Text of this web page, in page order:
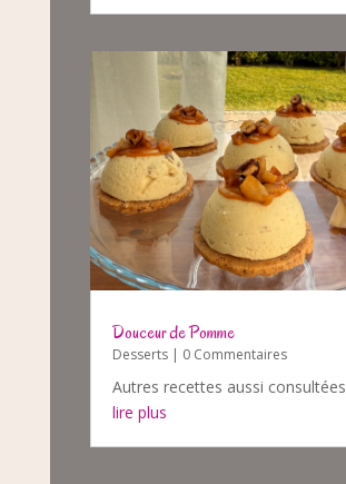
Douceur de Pomme
Desserts| 0 Commentaires
Autres recettes aussi consultées
lire plus